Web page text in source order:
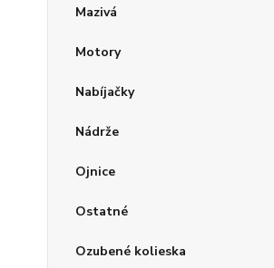
Mazivá
Motory
Nabíjačky
Nádrže
Ojnice
Ostatné
Ozubené kolieska